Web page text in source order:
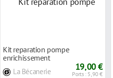
Kit reparation pompe
enrichissement
La Bécanerie 19,00 €
Ports : 5,90 €